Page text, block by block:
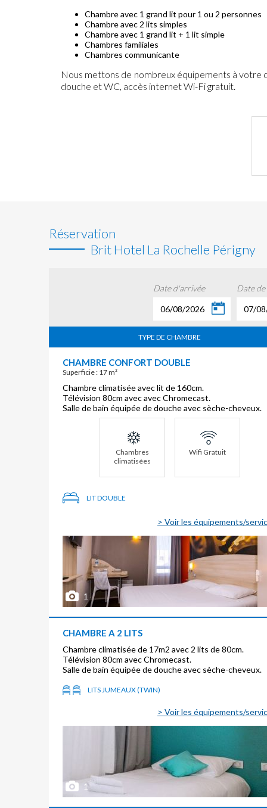
Chambre avec 1 grand lit pour 1 ou 2 personnes
Chambre avec 2 lits simples
Chambre avec 1 grand lit + 1 lit simple
Chambres familiales
Chambres communicante
Nous mettons de nombreux équipements à votre
douche et WC, accès internet Wi-Fi gratuit.
Réservation
Brit Hotel La Rochelle Périgny
Date d'arrivée
06/08/2026
Date
07/
TYPE DE CHAMBRE
CHAMBRE CONFORT DOUBLE
Superficie : 17 m²
Chambre climatisée avec lit de 160cm.
Télévision 80cm avec avec Chromecast.
Salle de bain équipée de douche avec sèche-cheveux.
Chambres
climatisées
Wifi Gratuit
LIT DOUBLE
> Voir les équipements/
1
CHAMBRE A 2 LITS
Chambre climatisée de 17m2 avec 2 lits de 80cm.
Télévision 80cm avec Chromecast.
Salle de bain équipée de douche avec sèche-cheveux.
LITS JUMEAUX (TWIN)
> Voir les équipements/
1